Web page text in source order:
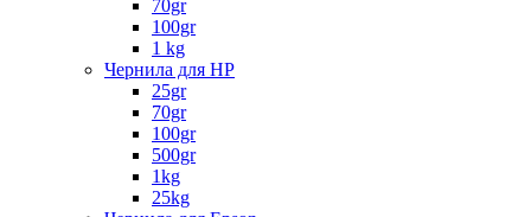
70gr
100gr
1 kg
Чернила для HP
25gr
70gr
100gr
500gr
1kg
25kg